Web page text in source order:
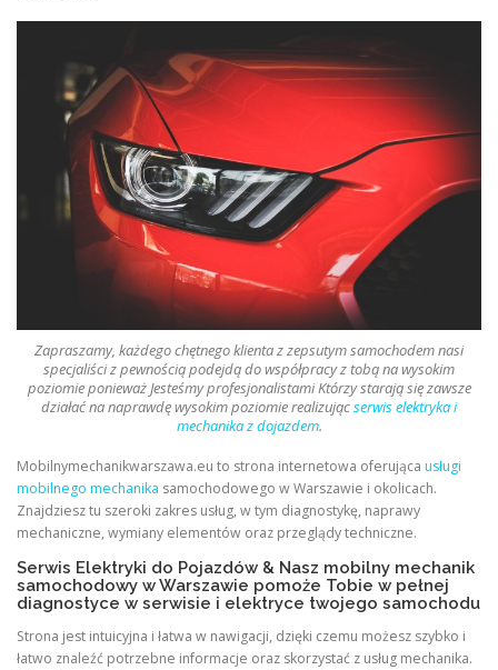
Zapraszamy, każdego chętnego klienta z zepsutym samochodem nasi
specjaliści z pewnością podejdą do współpracy z tobą na wysokim
poziomie ponieważ Jesteśmy profesjonalistami Którzy starają się zawsze
działać na naprawdę wysokim poziomie realizującserwis elektryka i
mechanika z dojazdem.
Mobilnymechanikwarszawa.eu to strona internetowa oferująca usługi
mobilnego mechanika samochodowego w Warszawie i okolicach.
Znajdziesz tu szeroki zakres usług, w tym diagnostykę, naprawy
mechaniczne, wymiany elementów oraz przeglądy techniczne.
Serwis Elektryki do Pojazdów & Nasz mobilny mechanik
samochodowy w Warszawie pomoże Tobie w pełnej
diagnostyce w serwisie i elektryce twojego samochodu
Strona jest intuicyjna i łatwa w nawigacji, dzięki czemu możesz szybko i
łatwo znaleźć potrzebne informacje oraz skorzystać z usług mechanika.